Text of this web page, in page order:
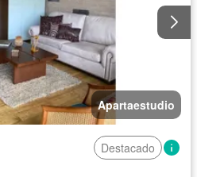
Apartaestudio
Destacado